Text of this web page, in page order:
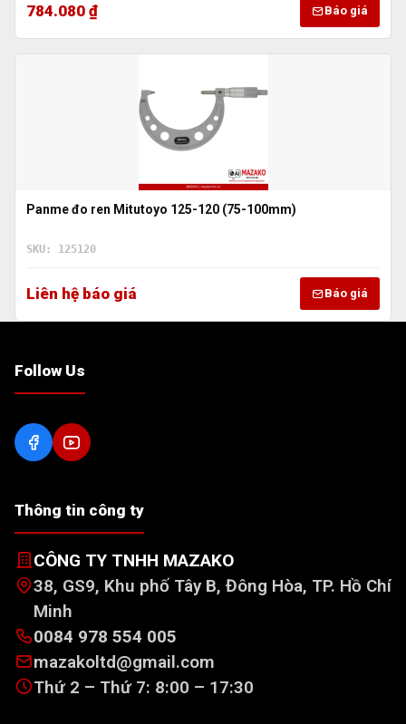
784.080 ₫ Báo giá
Panme đo ren Mitutoyo 125-120 (75-100mm)
SKU: 125120
Liên hệ báo giá Báo giá
Follow Us
Thông tin công ty
CÔNG TY TNHH MAZAKO
38, GS9, Khu phố Tây B, Đông Hòa, TP. Hồ Chí
Minh
0084 978 554 005
mazakoltd@gmail.com
Thứ 2 – Thứ 7: 8:00 – 17:30